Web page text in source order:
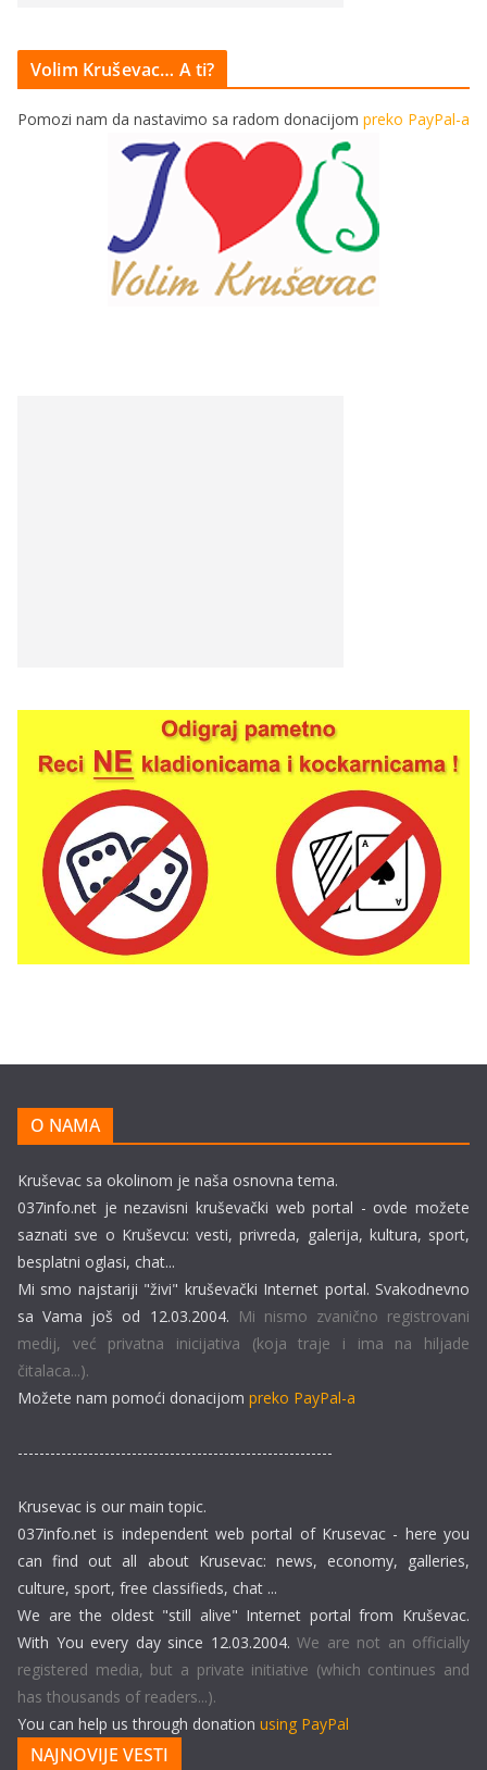
Volim Kruševac… A ti?
Pomozi nam da nastavimo sa radom donacijom preko PayPal-a
O NAMA
Kruševac sa okolinom je naša osnovna tema.
037info.net je nezavisni kruševački web portal - ovde možete
saznati sve o Kruševcu: vesti, privreda, galerija, kultura, sport,
besplatni oglasi, chat...
Mi smo najstariji "živi" kruševački Internet portal. Svakodnevno
sa Vama još od 12.03.2004. Mi nismo zvanično registrovani
medij, već privatna inicijativa (koja traje i ima na hiljade
čitalaca...).
Možete nam pomoći donacijom preko PayPal-a
----------------------------------------------------------
Krusevac is our main topic.
037info.net is independent web portal of Krusevac - here you
can find out all about Krusevac: news, economy, galleries,
culture, sport, free classifieds, chat ...
We are the oldest "still alive" Internet portal from Kruševac.
With You every day since 12.03.2004. We are not an officially
registered media, but a private initiative (which continues and
has thousands of readers...).
You can help us through donation using PayPal
NAJNOVIJE VESTI